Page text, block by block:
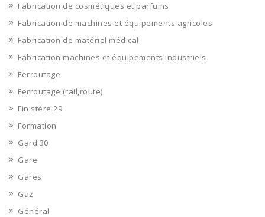
Fabrication de cosmétiques et parfums
Fabrication de machines et équipements agricoles
Fabrication de matériel médical
Fabrication machines et équipements industriels
Ferroutage
Ferroutage (rail,route)
Finistère 29
Formation
Gard 30
Gare
Gares
Gaz
Général